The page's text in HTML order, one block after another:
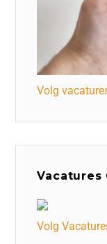
Volg
Vacatures
Volg